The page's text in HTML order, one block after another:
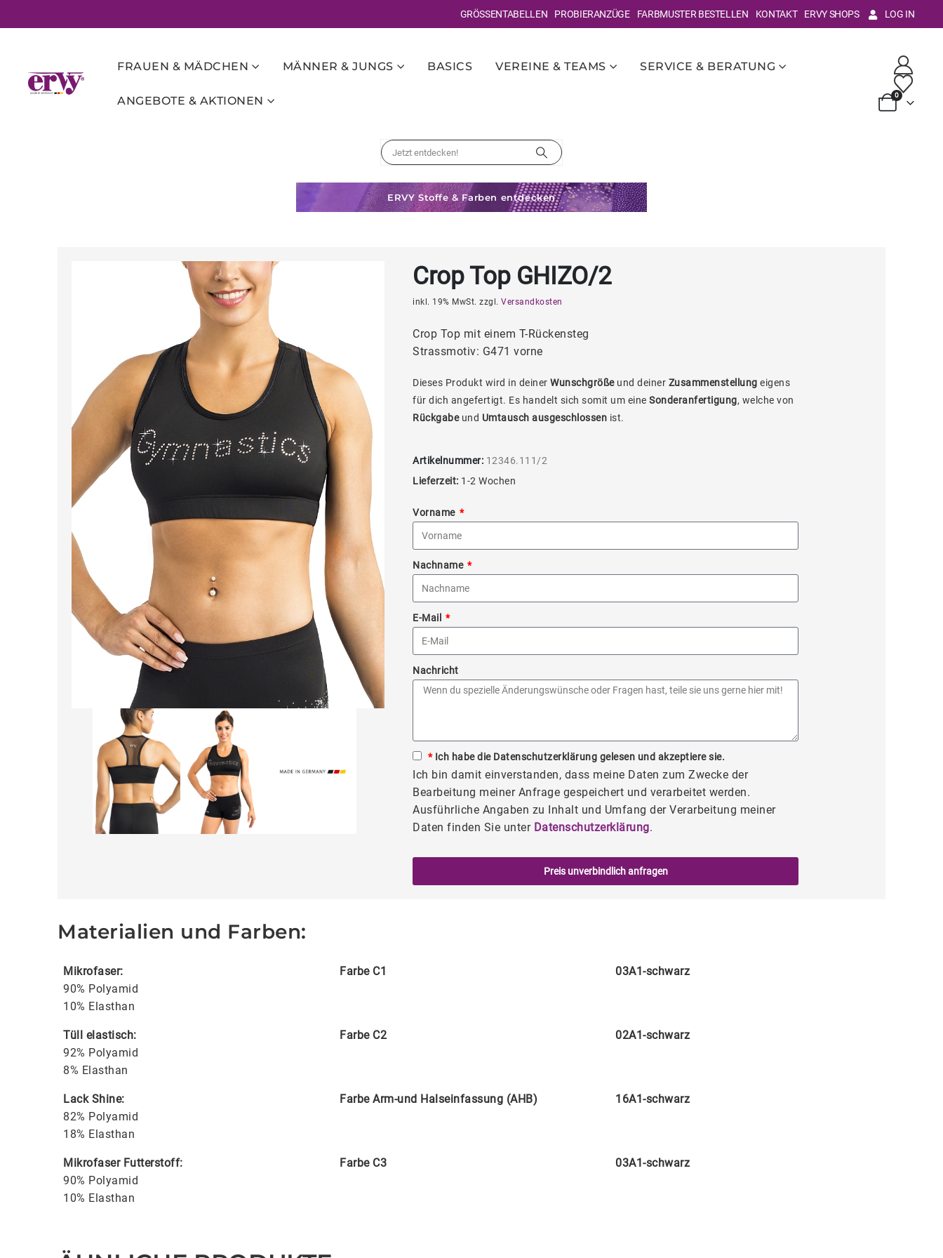
GRÖSSENTABELLEN PROBIERANZÜGE FARBMUSTER BESTELLEN KONTAKT ERVY SHOPS LOG IN
FRAUEN & MÄDCHEN MÄNNER & JUNGS BASICS VEREINE & TEAMS SERVICE & BERATUNG
ANGEBOTE & AKTIONEN 0
ERVY Stoffe & Farben entdecken
Crop Top GHIZO/2
inkl. 19% MwSt. zzgl. Versandkosten
Crop Top mit einem T-Rückensteg
Strassmotiv: G471 vorne
Dieses Produkt wird in deiner Wunschgrößeund deiner Zusammenstellung eigens
für dich angefertigt. Es handelt sich somit um eine Sonderanfertigung, welche von
Rückgabeund Umtausch ausgeschlossen ist.
Artikelnummer: 12346.111/2
Lieferzeit: 1-2 Wochen
Vorname
Nachname
E-Mail
Nachricht
*Ich habe die Datenschutzerklärung gelesen und akzeptiere sie.
Ich bin damit einverstanden, dass meine Daten zum Zwecke der
Bearbeitung meiner Anfrage gespeichert und verarbeitet werden.
Ausführliche Angaben zu Inhalt und Umfang der Verarbeitung meiner
Daten finden Sie unter Datenschutzerklärung.
Preis unverbindlich anfragen
Materialien und Farben:
Mikrofaser:
90% Polyamid
10% Elasthan
Farbe C1 03A1-schwarz
Tüll elastisch:
92% Polyamid
8% Elasthan
Farbe C2 02A1-schwarz
Lack Shine:
82% Polyamid
18% Elasthan
Farbe Arm-und Halseinfassung (AHB) 16A1-schwarz
Mikrofaser Futterstoff:
90% Polyamid
10% Elasthan
Farbe C3 03A1-schwarz